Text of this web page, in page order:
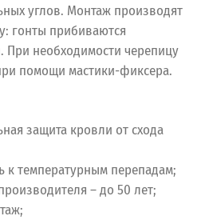
углов. Монтаж производят
гонты прибиваются
необходимости черепицу
помощи мастики-фиксера.
защита кровли от схода
к температурным перепадам;
– до 50 лет;